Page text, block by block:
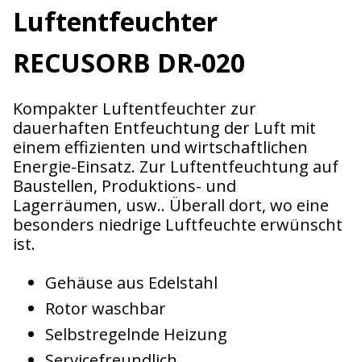
Luftentfeuchter
RECUSORB DR-020
Kompakter Luftentfeuchter zur
dauerhaften Entfeuchtung der Luft mit
einem effizienten und wirtschaftlichen
Energie-Einsatz. Zur Luftentfeuchtung auf
Baustellen, Produktions- und
Lagerräumen, usw.. Überall dort, wo eine
besonders niedrige Luftfeuchte erwünscht
ist.
Gehäuse aus Edelstahl
Rotor waschbar
Selbstregelnde Heizung